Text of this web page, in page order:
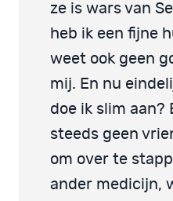
ze is wars van
heb ik een fijne
weet ook geen
mij. En nu
doe ik slim aan?
steeds geen
om over te
ander medicijn,